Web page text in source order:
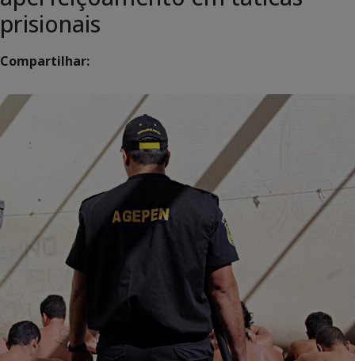
prisionais
Compartilhar: